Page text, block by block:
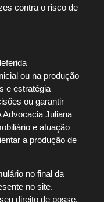
contra o risco de
ou na produção
e estratégia
ou garantir
Advocacia Juliana
e atuação
a produção de
no final da
no site.
direito de posse.